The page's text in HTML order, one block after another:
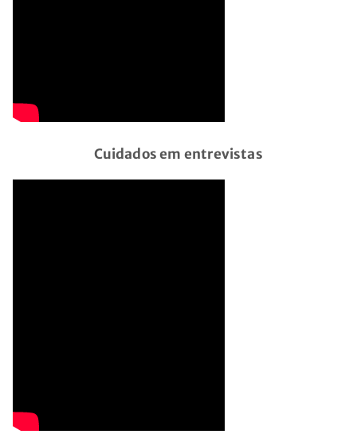
Cuidados em entrevistas